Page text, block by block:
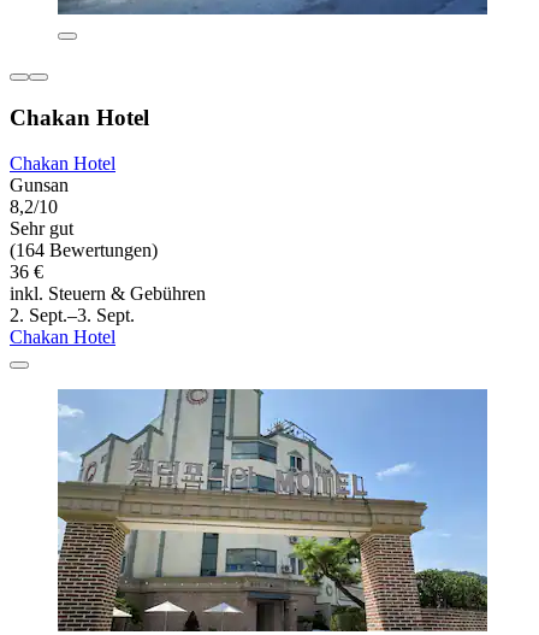
Chakan Hotel
Chakan Hotel
Gunsan
8,2/10
Sehr gut
(164 Bewertungen)
36 €
inkl. Steuern & Gebühren
2. Sept.–3. Sept.
Chakan Hotel